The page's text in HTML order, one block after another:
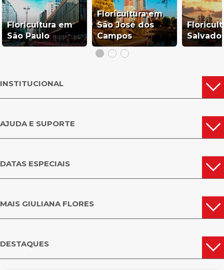
Floricultura em
São Paulo
Floricultura em
São José dos
Campos
INSTITUCIONAL
AJUDA E SUPORTE
DATAS ESPECIAIS
MAIS GIULIANA FLORES
DESTAQUES